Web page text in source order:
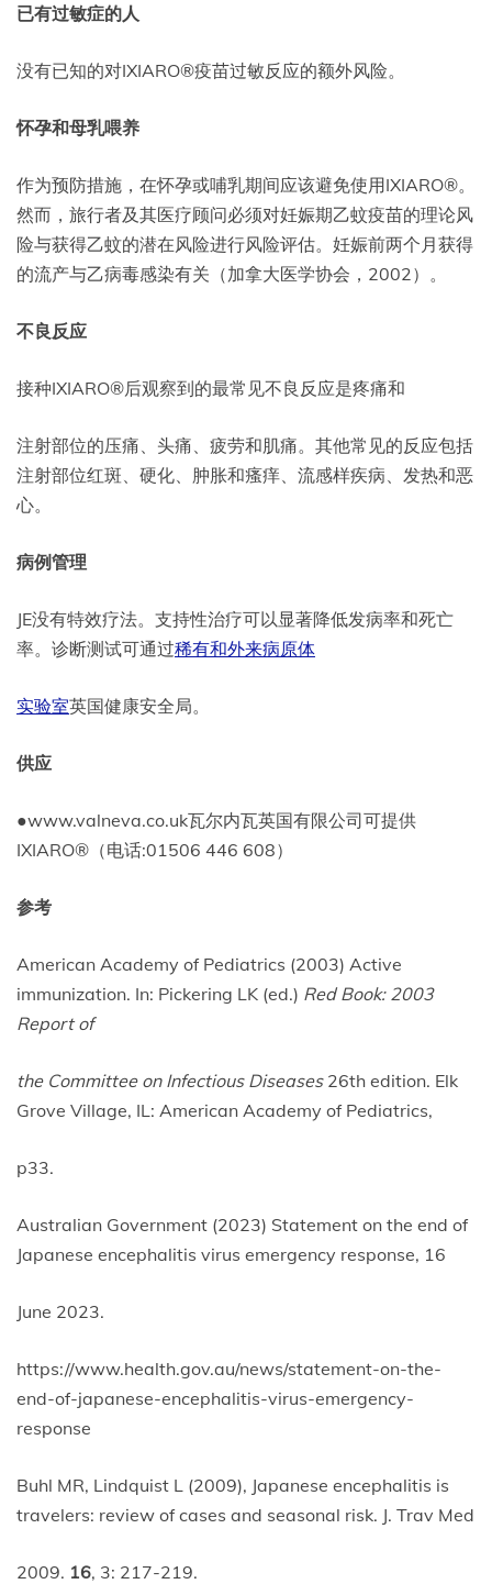
已有过敏症的人
没有已知的对IXIARO®疫苗过敏反应的额外风险。
怀孕和母乳喂养
作为预防措施，在怀孕或哺乳期间应该避免使用IXIARO®。
然而，旅行者及其医疗顾问必须对妊娠期乙蚊疫苗的理论风
险与获得乙蚊的潜在风险进行风险评估。妊娠前两个月获得
的流产与乙病毒感染有关（加拿大医学协会，2002）。
不良反应
接种IXIARO®后观察到的最常见不良反应是疼痛和
注射部位的压痛、头痛、疲劳和肌痛。其他常见的反应包括
注射部位红斑、硬化、肿胀和瘙痒、流感样疾病、发热和恶
心。
病例管理
JE没有特效疗法。支持性治疗可以显著降低发病率和死亡
率。诊断测试可通过稀有和外来病原体
实验室英国健康安全局。
供应
●www.valneva.co.uk瓦尔内瓦英国有限公司可提供
IXIARO®（电话:01506 446 608）
参考
American Academy of Pediatrics (2003) Active
immunization. In: Pickering LK (ed.) Red Book: 2003
Report of
the Committee on Infectious Diseases 26th edition. Elk
Grove Village, IL: American Academy of Pediatrics,
p33.
Australian Government (2023) Statement on the end of
Japanese encephalitis virus emergency response, 16
June 2023.
https://www.health.gov.au/news/statement-on-the-
end-of-japanese-encephalitis-virus-emergency-
response
Buhl MR, Lindquist L (2009), Japanese encephalitis is
travelers: review of cases and seasonal risk. J. Trav Med
2009. 16, 3: 217-219.